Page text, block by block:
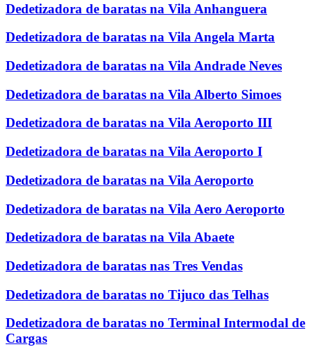
Dedetizadora de baratas na Vila Anhanguera
Dedetizadora de baratas na Vila Angela Marta
Dedetizadora de baratas na Vila Andrade Neves
Dedetizadora de baratas na Vila Alberto Simoes
Dedetizadora de baratas na Vila Aeroporto III
Dedetizadora de baratas na Vila Aeroporto I
Dedetizadora de baratas na Vila Aeroporto
Dedetizadora de baratas na Vila Aero Aeroporto
Dedetizadora de baratas na Vila Abaete
Dedetizadora de baratas nas Tres Vendas
Dedetizadora de baratas no Tijuco das Telhas
Dedetizadora de baratas no Terminal Intermodal de
Cargas